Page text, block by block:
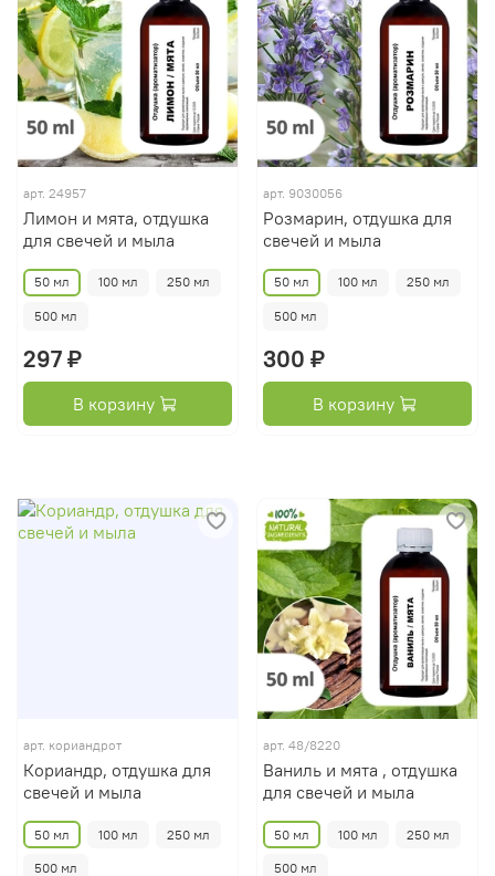
арт. 24957
Лимон и мята, отдушка
для свечей и мыла
50 мл 100 мл 250 мл
500 мл
297 ₽
В корзину
арт. 9030056
Розмарин, отдушка для
свечей и мыла
50 мл 100 мл 250 мл
500 мл
300 ₽
В корзину
арт. кориандрот
Кориандр, отдушка для
свечей и мыла
50 мл 100 мл 250 мл
500 мл
арт. 48/8220
Ваниль и мята , отдушка
для свечей и мыла
50 мл 100 мл 250 мл
500 мл